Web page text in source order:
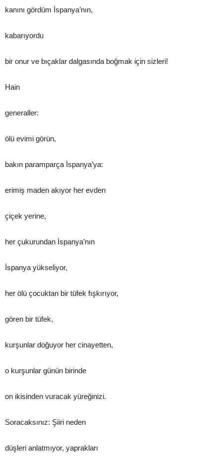
kanını gördüm İspanya’nın,
kabarıyordu
bir onur ve bıçaklar dalgasında boğmak için sizleri!
Hain
generaller:
ölü evimi görün,
bakın paramparça İspanya’ya:
erimiş maden akıyor her evden
çiçek yerine,
her çukurundan İspanya’nın
İspanya yükseliyor,
her ölü çocuktan bir tüfek fışkırıyor,
gören bir tüfek,
kurşunlar doğuyor her cinayetten,
o kurşunlar günün birinde
on ikisinden vuracak yüreğinizi.
Soracaksınız: Şiiri neden
düşleri anlatmıyor, yaprakları